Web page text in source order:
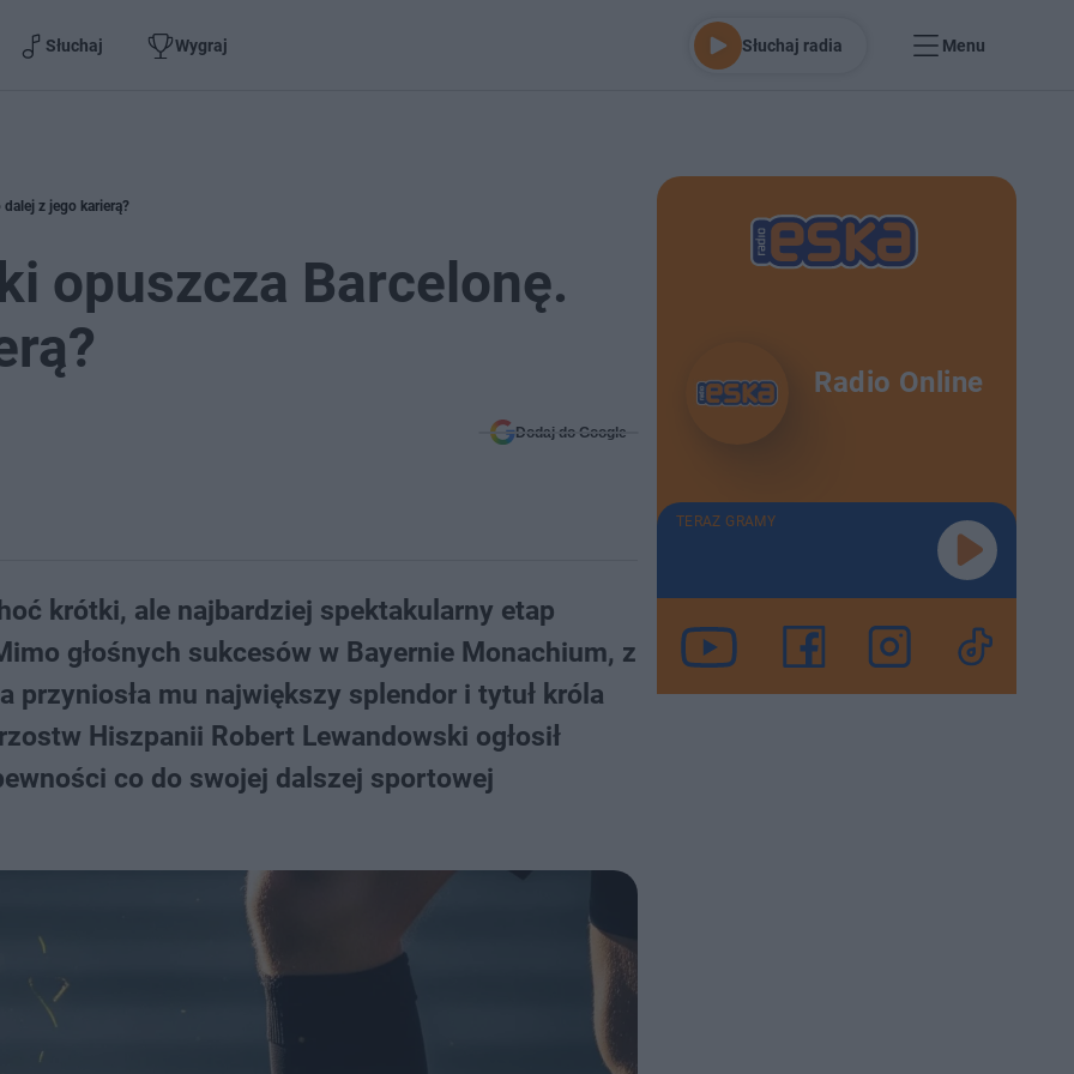
Słuchaj Wygraj Słuchaj radia Menu
z jego karierą?
opuszcza Barcelonę.
Dodaj do Google
krótki, ale najbardziej spektakularny etap
głośnych sukcesów w Bayernie Monachium, z
przyniosła mu największy splendor i tytuł króla
Hiszpanii Robert Lewandowski ogłosił
co do swojej dalszej sportowej
Radio Online
TERAZ GRAMY